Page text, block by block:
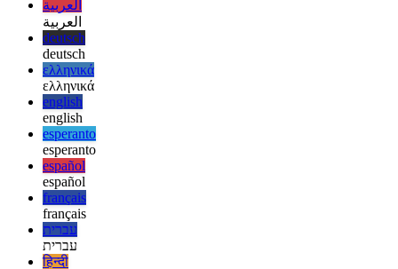
afrikaans
afrikaans
العربية
العربية
deutsch
deutsch
ελληνικά
ελληνικά
english
english
esperanto
esperanto
español
español
français
français